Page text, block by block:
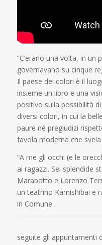
“C’erano una volta, in un
governavano su cinque
Il paese dei colori è il
insieme un libro e una
positivo sulla possibilità
diversi colori, in cui la
paure né pregiudizi
favola moderna che
“A me gli occhi (e le
ai ragazzi. Sei splendide
Marabotto e Lorenzo
un teatrino Kamishibai e
in Comune.
seguite gli appuntamenti